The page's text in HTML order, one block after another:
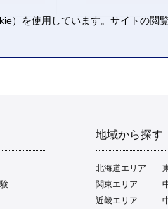
地域から探す
北海道エリア
関東エリア
近畿エリア
）を使用しています。サイトの閲